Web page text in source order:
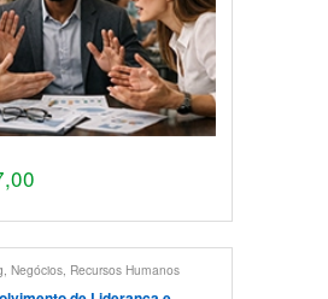
Negócios, Recursos Humanos